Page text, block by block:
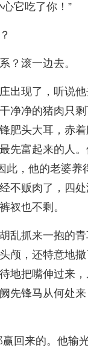
它吃了你！”
？滚一边去。
出现了，听说
净净的猪肉只
肥头大耳，赤
先富起来的人
此，他的老婆
不贩肉了，四
衩也不剩。
乱抓来一抱的
颅，还特意地
地把嘴伸过来
先锋马从何处
回来的。他输